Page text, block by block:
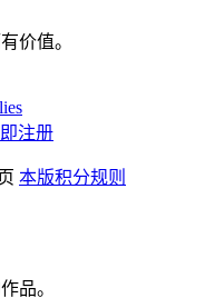
价值。
注册
本版积分规则
品。